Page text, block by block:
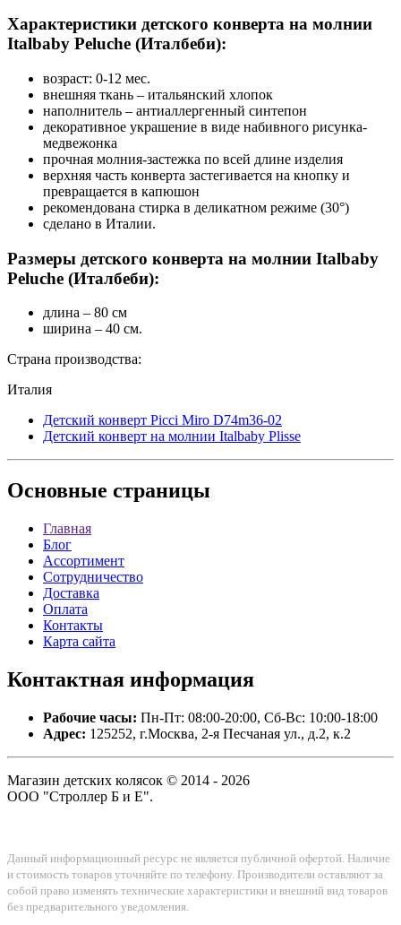
Характеристики детского конверта на молнии
Italbaby Peluche (Италбеби):
возраст: 0-12 мес.
внешняя ткань – итальянский хлопок
наполнитель – антиаллергенный синтепон
декоративное украшение в виде набивного рисунка-
медвежонка
прочная молния-застежка по всей длине изделия
верхняя часть конверта застегивается на кнопку и
превращается в капюшон
рекомендована стирка в деликатном режиме (30°)
сделано в Италии.
Размеры детского конверта на молнии Italbaby
Peluche (Италбеби):
длина – 80 см
ширина – 40 см.
Страна производства:
Италия
Детский конверт Picci Miro D74m36-02
Детский конверт на молнии Italbaby Plisse
Основные страницы
Главная
Блог
Ассортимент
Сотрудничество
Доставка
Оплата
Контакты
Карта сайта
Контактная информация
Рабочие часы: Пн-Пт: 08:00-20:00, Сб-Вс: 10:00-18:00
Адрес: 125252, г.Москва, 2-я Песчаная ул., д.2, к.2
Магазин детских колясок © 2014 - 2026
ООО "Строллер Б и Е".
Данный информационный ресурс не является публичной офертой. Наличие
и стоимость товаров уточняйте по телефону. Производители оставляют за
собой право изменять технические характеристики и внешний вид товаров
без предварительного уведомления.